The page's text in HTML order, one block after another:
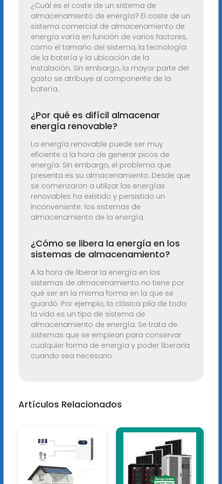
¿Cuál es el coste de un sistema de
almacenamiento de energía? El coste de un
sistema comercial de almacenamiento de
energía varía en función de varios factores,
como el tamaño del sistema, la tecnología
de la batería y la ubicación de la
instalación. Sin embargo, la mayor parte del
gasto se atribuye al componente de la
batería.
¿Por qué es difícil almacenar
energía renovable?
La energía renovable puede ser muy
eficiente a la hora de generar picos de
energía. Sin embargo, el problema que
presenta es su almacenamiento. Desde que
se comenzaron a utilizar las energías
renovables ha existido y persistido un
inconveniente: los sistemas de
almacenamiento de la energía.
¿Cómo se libera la energía en los
sistemas de almacenamiento?
A la hora de liberar la energía en los
sistemas de almacenamiento no tiene por
qué ser en la misma forma en la que se
guardó. Por ejemplo, la clásica pila de toda
la vida es un tipo de sistema de
almacenamiento de energía. Se trata de
sistemas que se emplean para conservar
cualquier forma de energía y poder liberarla
cuando sea necesario.
Artículos Relacionados